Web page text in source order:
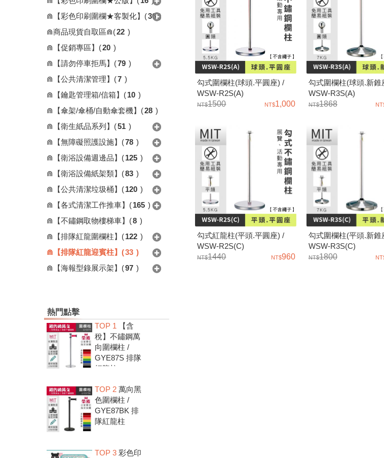
⋒【彩色印刷圍欄★客製化】 (36 )
⋒商品現貨自取區⋒(22 )
⋒【促銷專區】 (20 )
⋒【請勿停車拒馬】 (79 )
⋒【公共清潔管理】 (7 )
⋒【鑰匙管理箱/信箱】 (10 )
⋒【傘架/傘桶/自動傘套機】 (28 )
⋒【衛生紙品系列】 (51 )
⋒【無障礙照護設施】 (78 )
⋒【衛浴設備週邊品】 (125 )
⋒【衛浴設備紙架類】 (83 )
⋒【公共清潔垃圾桶】 (120 )
⋒【各式清潔工作推車】 (165 )
⋒【不鏽鋼取物樓梯車】 (8 )
⋒【排隊紅龍圍欄柱】 (122 )
⋒【排隊紅龍迎賓柱】 (33 )
⋒【海報型錄展示架】 (97 )
熱門點擊
TOP 1 【含
稅】不鏽鋼萬
向圍欄柱 /
GYE87S 排隊
紅龍柱
TOP 2 萬向黑
色圍欄柱 /
GYE87BK 排
隊紅龍柱
TOP 3 彩色印
勾式圍欄柱(球頭.平圓座) /
WSW-R2S(A)
1500
1,000
勾式圍欄柱(球頭.新錐
WSW-R3S(A)
1868
勾式紅龍柱(平頭.平圓座) /
WSW-R2S(C)
1440
960
勾式圍欄柱(平頭.新錐
WSW-R3S(C)
1800